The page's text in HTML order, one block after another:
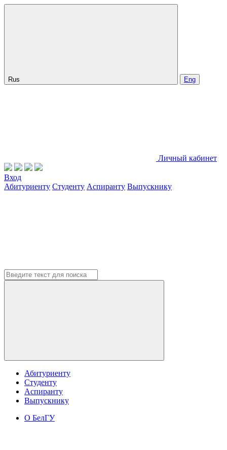
Rus Eng
Личный кабинет
Вход
Абитуриенту Студенту Аспиранту Выпускнику
Абитуриенту
Студенту
Аспиранту
Выпускнику
О БелГУ